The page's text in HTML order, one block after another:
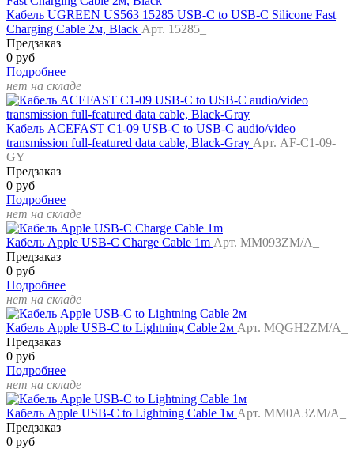
Кабель UGREEN US563 15285 USB-C to USB-C Silicone Fast
Charging Cable 2м, Black Арт. 15285_
Предзаказ
0 руб
Подробнее
нет на складе
Кабель ACEFAST C1-09 USB-C to USB-C audio/video
transmission full-featured data cable, Black-Gray Арт. AF-C1-09-
GY
Предзаказ
0 руб
Подробнее
нет на складе
Кабель Apple USB-C Charge Cable 1m Арт. MM093ZM/A_
Предзаказ
0 руб
Подробнее
нет на складе
Кабель Apple USB-C to Lightning Cable 2м Арт. MQGH2ZM/A_
Предзаказ
0 руб
Подробнее
нет на складе
Кабель Apple USB-C to Lightning Cable 1м Арт. MM0A3ZM/A_
Предзаказ
0 руб